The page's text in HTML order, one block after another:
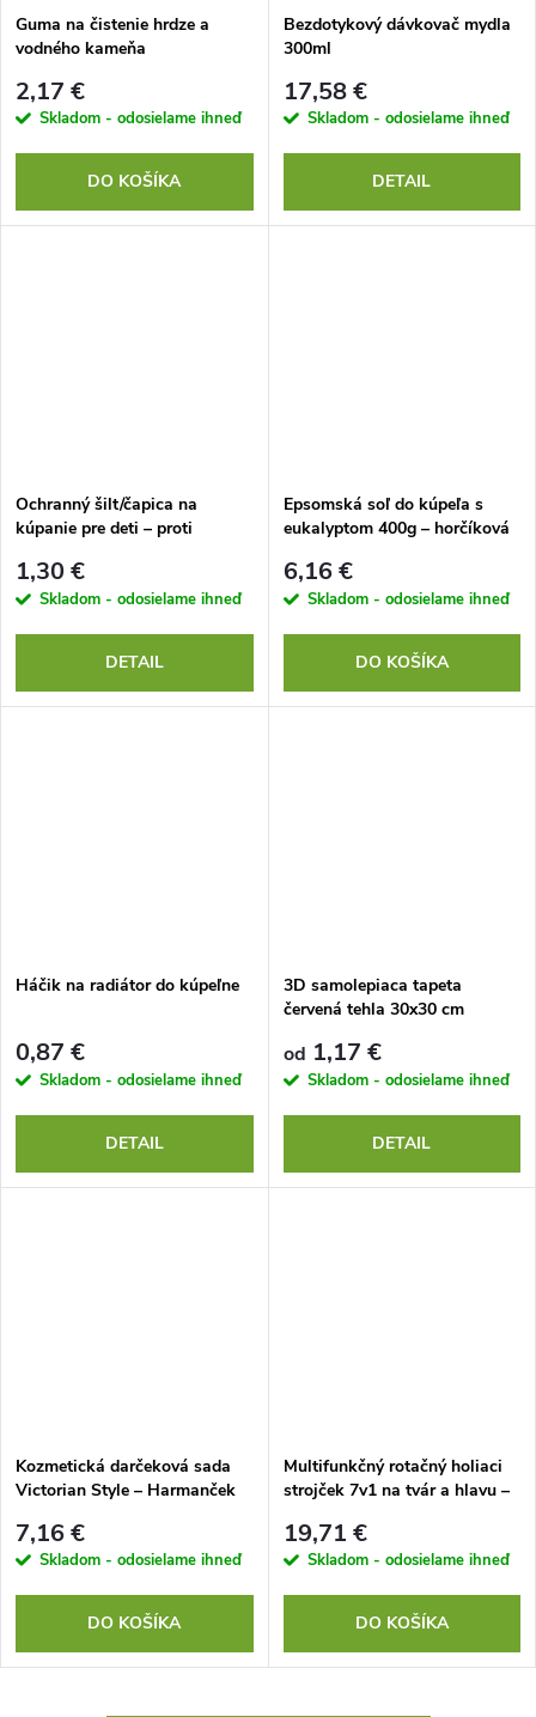
Guma na čistenie hrdze a
vodného kameňa
2,17 €
Skladom - odosielame ihneď
DO KOŠÍKA
Bezdotykový dávkovač mydla
300ml
17,58 €
Skladom - odosielame ihneď
DETAIL
Ochranný šilt/čapica na
kúpanie pre deti – proti
1,30 €
Skladom - odosielame ihneď
DETAIL
Epsomská soľ do kúpeľa s
eukalyptom 400g – horčíková
6,16 €
Skladom - odosielame ihneď
DO KOŠÍKA
Háčik na radiátor do kúpeľne
0,87 €
Skladom - odosielame ihneď
DETAIL
3D samolepiaca tapeta
červená tehla 30x30 cm
od 1,17 €
Skladom - odosielame ihneď
DETAIL
Kozmetická darčeková sada
Victorian Style – Harmanček
7,16 €
Skladom - odosielame ihneď
DO KOŠÍKA
Multifunkčný rotačný holiaci
strojček 7v1 na tvár a hlavu –
brady a chĺpkov, USB
nabíjanie
19,71 €
Skladom - odosielame ihneď
DO KOŠÍKA